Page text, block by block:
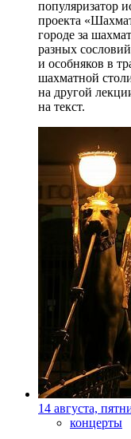
популяризатор
проекта
городе за
разных
и особняков в
шахматной
на другой
на текст.
14 августа,
концерты